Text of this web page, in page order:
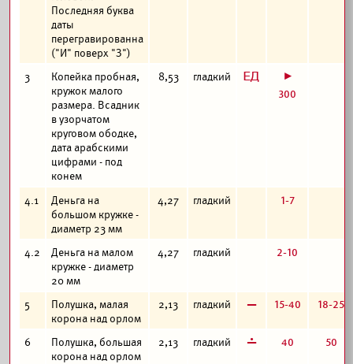
Последняя буква
даты
перегравированна
("И" поверх "З")
3
Копейка пробная,
кружок малого
размера. Всадник
в узорчатом
круговом ободке,
дата арабскими
цифрами - под
конем
8,53 гладкий з
>
300
4.1
Деньга на
большом кружке -
диаметр 23 мм
4,27 гладкий 1-7
4.2
Деньга на малом
кружке - диаметр
20 мм
4,27 гладкий 2-10
5
Полушка, малая
корона над орлом
2,13 гладкий в 15-40 18-25
6
Полушка, большая
корона над орлом
2,13 гладкий г 40 50